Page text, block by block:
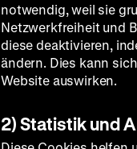
notwendig, weil sie
Netzwerkfreiheit und
diese deaktivieren,
ändern. Dies kann
Website auswirken.
2) Statistik und